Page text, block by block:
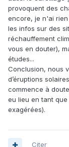
provoquent des
encore, je n'ai
les infos sur des
réchauffement
vous en douter),
études...
Conclusion, nous
d’éruptions
commence à
eu lieu en tant
exagérées).
Citer